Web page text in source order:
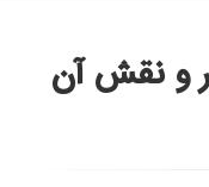
و نقش آن